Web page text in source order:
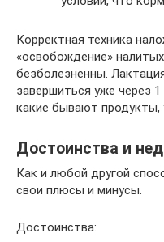
Корректная техника
«освобождение»
безболезненны.
завершиться уже через
какие бывают
Достоинства и
Как и любой другой
свои плюсы и минусы.
Достоинства: